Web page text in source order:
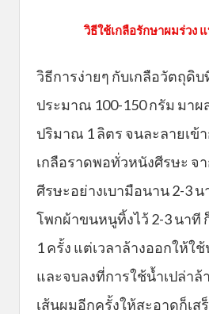
วิธีใช้เกลือรักษาผมร่วง
วิธีการง่ายๆ กับเกลือวัตถุดิ
ประมาณ 100-150 กรัม มา
ปริมาณ 1 ลิตร จนละลายเข้
เกลือราดพอทั่วหนังศีรษะ จ
ศีรษะอย่างเบามือนาน 2-3
โพกผ้าขนหนูทิ้งไว้ 2-3 นาที
1 ครั้ง แต่เวลาล้างออกให้ใช้
และจบลงที่การใช้น้ำเปล่าล้
เส้นผมอีกครั้งให้สะอาดก็เ